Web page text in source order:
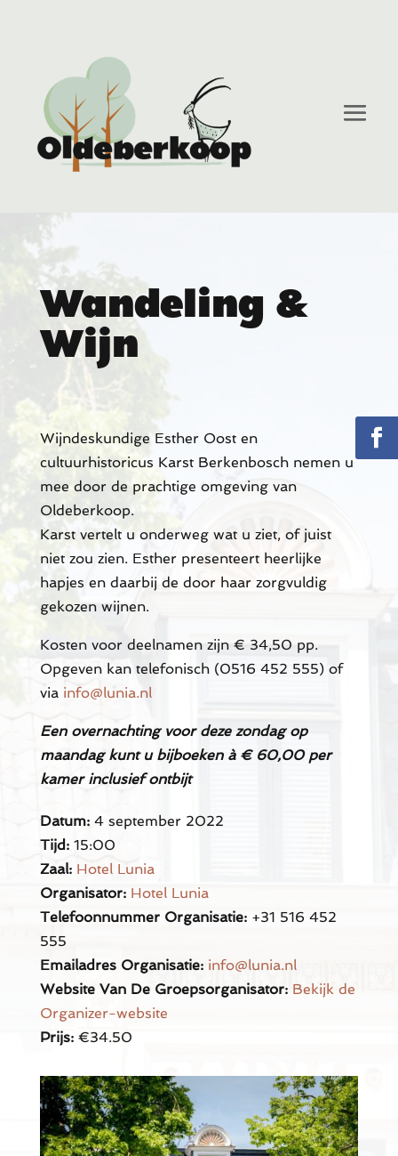
Wandeling &
Wijn
Wijndeskundige Esther Oost en
cultuurhistoricus Karst Berkenbosch nemen u
mee door de prachtige omgeving van
Oldeberkoop.
Karst vertelt u onderweg wat u ziet, of juist
niet zou zien. Esther presenteert heerlijke
hapjes en daarbij de door haar zorgvuldig
gekozen wijnen.
Kosten voor deelnamen zijn € 34,50 pp.
Opgeven kan telefonisch (0516 452 555) of
via info@lunia.nl
Een overnachting voor deze zondag op
maandag kunt u bijboeken à € 60,00 per
kamer inclusief ontbijt
Datum: 4 september 2022
Tijd: 15:00
Zaal: Hotel Lunia
Organisator: Hotel Lunia
Telefoonnummer Organisatie: +31 516 452
555
Emailadres Organisatie: info@lunia.nl
Website Van De Groepsorganisator: Bekijk de
Organizer-website
Prijs: €34.50